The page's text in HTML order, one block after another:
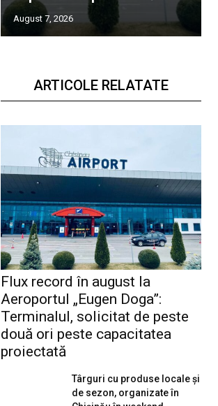
August 7, 2026
ARTICOLE RELATATE
Flux record în august la
Aeroportul „Eugen Doga”:
Terminalul, solicitat de peste
două ori peste capacitatea
proiectată
Târguri cu produse locale și
de sezon, organizate în